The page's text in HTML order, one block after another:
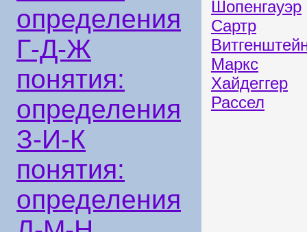
определения
Г-Д-Ж
понятия:
определения
З-И-К
понятия:
определения
Шопенгауэр
Сартр
Маркс
Хайдеггер
Рассел